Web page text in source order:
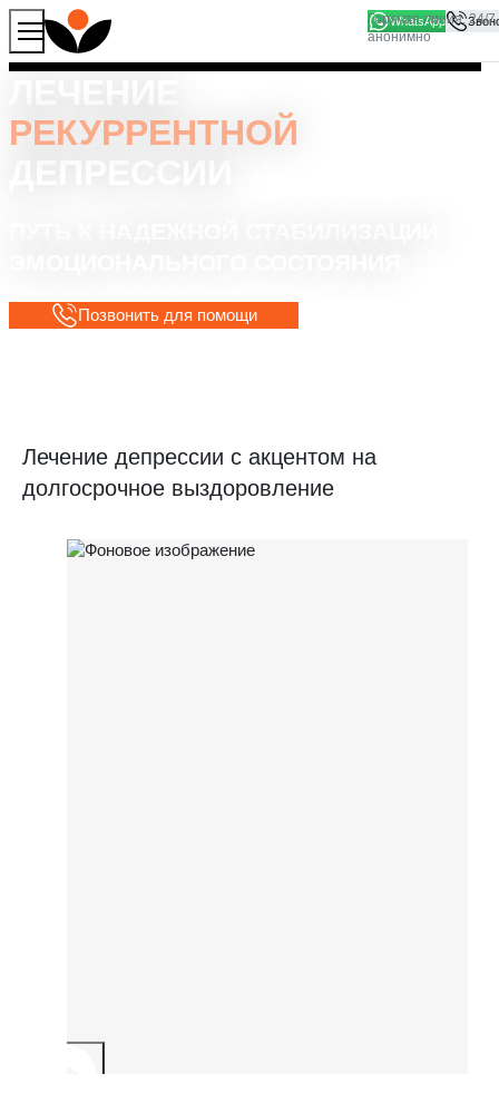
WhatsApp
РЕКУРРЕНТНОЙ
Позвонить для помощи
Лечение депрессии с акцентом на
долгосрочное выздоровление
Продолжая работу с сайтом, вы соглашаетесь на то, что
мы используем файлы
Хорошо